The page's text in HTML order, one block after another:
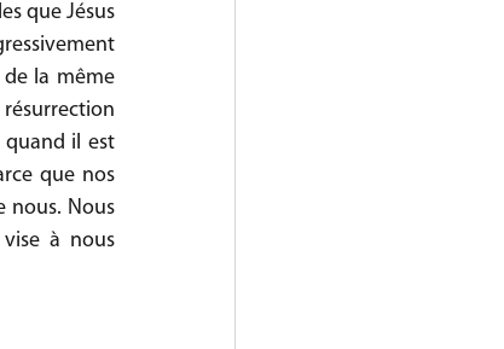
que Jésus
de la même
résurrection
quand il est
que nos
nous. Nous
à nous